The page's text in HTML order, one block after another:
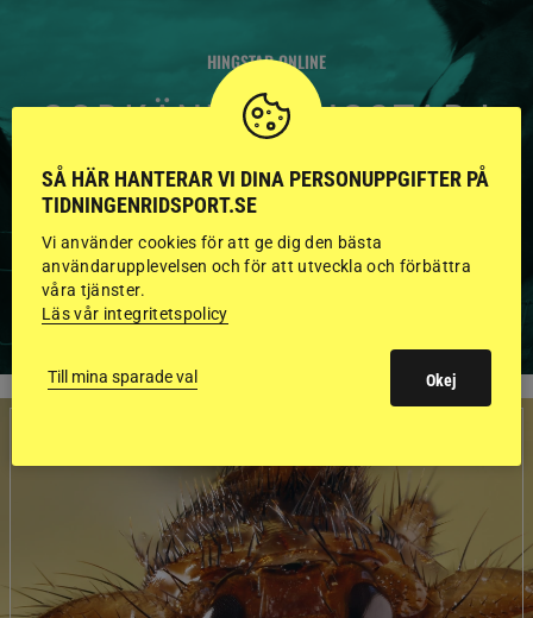
HINGSTAR ONLINE
GODKÄNDA HINGSTAR I
FLERA KATEGORIER MED
BILDER OCH FAKTA
VISA ALLA HINGSTAR
SÅ HÄR HANTERAR VI DINA PERSONUPPGIFTER PÅ
TIDNINGENRIDSPORT.SE
Vi använder cookies för att ge dig den bästa
användarupplevelsen och för att utveckla och förbättra
våra tjänster.
Läs vår integritetspolicy
Till mina sparade val Okej